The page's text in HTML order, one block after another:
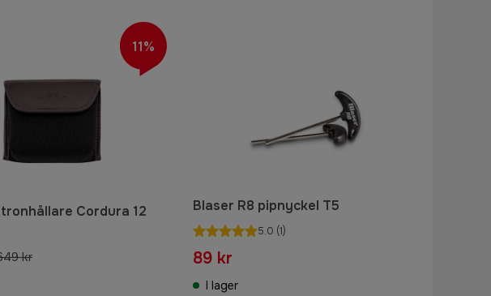
Cordura 12
kr
11%
Blaser R8 pipnyckel T5
5.0 (1)
89 kr
I lager